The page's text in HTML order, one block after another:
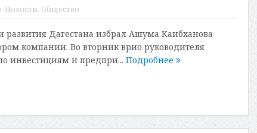
Новости, Общество
развития Дагестана избрал Ашума Каибханова
компании. Во вторник врио руководителя
инвестициям и предпри... Подробнее